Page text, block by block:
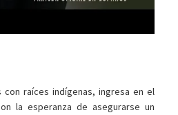
con raíces indígenas, ingresa en el
la esperanza de asegurarse un